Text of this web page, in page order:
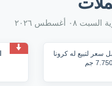
أغسطس ٢٠٢٦
سعر لتبيع له كرونا